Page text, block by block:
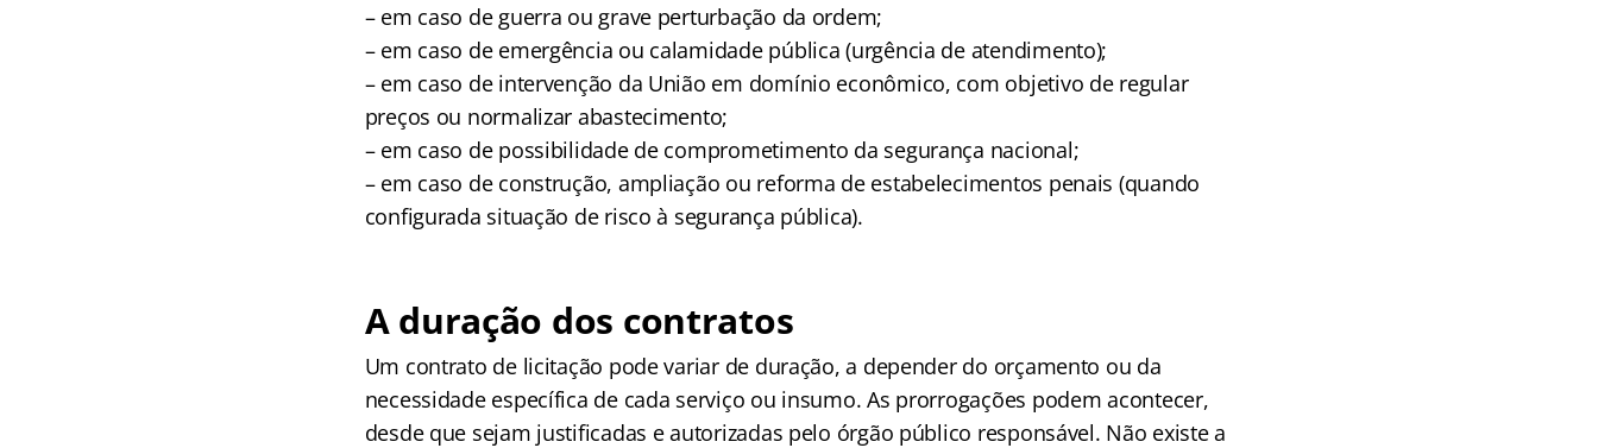
– em caso de guerra ou grave perturbação da ordem;
– em caso de emergência ou calamidade pública (urgência de atendimento);
– em caso de intervenção da União em domínio econômico, com objetivo de regular
preços ou normalizar abastecimento;
– em caso de possibilidade de comprometimento da segurança nacional;
– em caso de construção, ampliação ou reforma de estabelecimentos penais (quando
configurada situação de risco à segurança pública).
A duração dos contratos
Um contrato de licitação pode variar de duração, a depender do orçamento ou da
necessidade específica de cada serviço ou insumo. As prorrogações podem acontecer,
desde que sejam justificadas e autorizadas pelo órgão público responsável. Não existe a